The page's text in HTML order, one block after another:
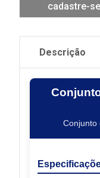
cadastre-
Descrição
Conjunto